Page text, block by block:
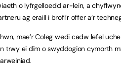
o lyfrgelloedd ar-lein, a
ag eraill i brofi’r offer a’r
mae’r Coleg wedi cadw lefel
trwy ei dîm o swyddogion cymorth